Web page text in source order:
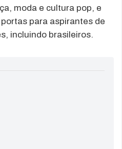
moda e cultura pop, e
para aspirantes de
incluindo brasileiros.